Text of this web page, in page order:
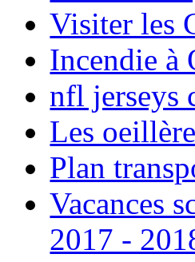
Visiter les
Incendie à
nfl jerseys
Les
Plan
Vacances
2017 -